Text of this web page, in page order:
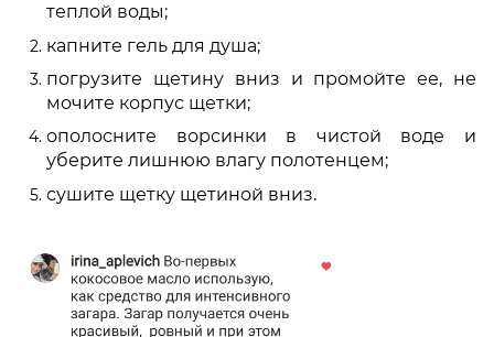
теплой воды;
капните гель для душа;
погрузите щетину вниз и промойте ее, не
мочите корпус щетки;
ополосните ворсинки в чистой воде и
уберите лишнюю влагу полотенцем;
сушите щетку щетиной вниз.